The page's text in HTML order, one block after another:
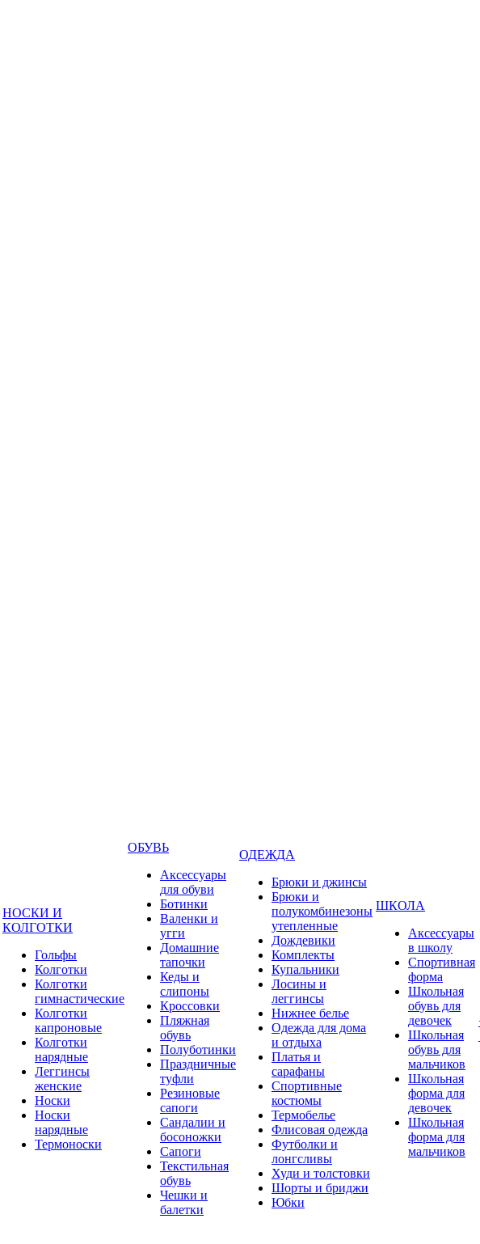
НОСКИ И
КОЛГОТКИ
Гольфы
Колготки
Колготки
гимнастические
Колготки
капроновые
Колготки
нарядные
Леггинсы
женские
Носки
Носки
нарядные
Термоноски
ОБУВЬ
Аксессуары
для обуви
Ботинки
Валенки и
угги
Домашние
тапочки
Кеды и
слипоны
Кроссовки
Пляжная
обувь
Полуботинки
Праздничные
туфли
Резиновые
сапоги
Сандалии и
босоножки
Сапоги
Текстильная
обувь
Чешки и
балетки
ОДЕЖДА
Брюки и джинсы
Брюки и
полукомбинезоны
утепленные
Дождевики
Комплекты
Купальники
Лосины и
леггинсы
Нижнее белье
Одежда для дома
и отдыха
Платья и
сарафаны
Спортивные
костюмы
Термобелье
Флисовая одежда
Футболки и
лонгсливы
Худи и толстовки
Шорты и бриджи
Юбки
ШКОЛА
Аксессуары
в школу
Спортивная
форма
Школьная
обувь для
девочек
Школьная
обувь для
мальчиков
Школьная
форма для
девочек
Школьная
форма для
мальчиков